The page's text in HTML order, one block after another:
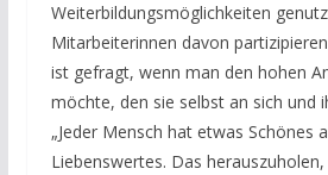
Weiterbildungsmöglichkeiten
Mitarbeiterinnen davon
ist gefragt, wenn man den hohen
möchte, den sie selbst an sich und
„Jeder Mensch hat etwas Schönes
Liebenswertes. Das